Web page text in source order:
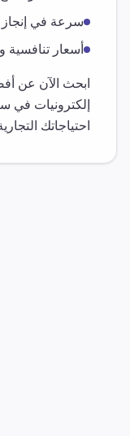
سرعة في إنجاز
أسعار تنافسية
ابحث الآن
إلكترونيات في
احتياجاتك